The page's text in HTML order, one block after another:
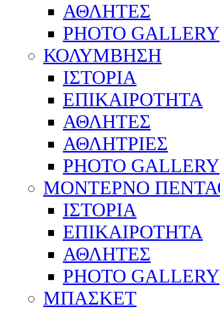
ΑΘΛΗΤΕΣ
PHOTO GALLERY
ΚΟΛΥΜΒΗΣΗ
ΙΣΤΟΡΙΑ
ΕΠΙΚΑΙΡΟΤΗΤΑ
ΑΘΛΗΤΕΣ
ΑΘΛΗΤΡΙΕΣ
PHOTO GALLERY
ΜΟΝΤΕΡΝΟ
ΙΣΤΟΡΙΑ
ΕΠΙΚΑΙΡΟΤΗΤΑ
ΑΘΛΗΤΕΣ
PHOTO GALLERY
ΜΠΑΣΚΕΤ